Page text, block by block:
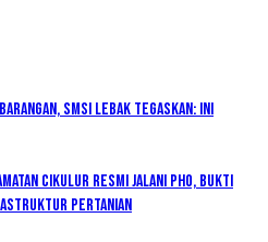
SMSI Lebak Tegaskan: Ini
Cikulur Resmi Jalani PHO, Bukti
Pertanian